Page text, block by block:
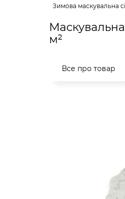
Зимова маскувальна
м²
Все про товар